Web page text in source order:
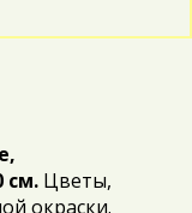
см. Цветы,
окраски.